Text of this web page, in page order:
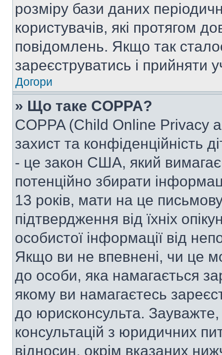
розміру бази даних
користувачів, які протягом
повідомлень. Якщо так
зареєструватись і прийняти
Догори
» Що таке COPPA?
COPPA (Child Online Privacy
захист та конфіденційність
- це закон США, який вимагає
потенційно збирати
13 років, мати на це письмову
підтвердження від їхніх
особистої інформації від
Якщо ви не впевнені, чи це
до особи, яка намагається
якому ви намагаєтесь
до юрисконсульта.
консультацій з юридичних
відносин, окрім вказаних